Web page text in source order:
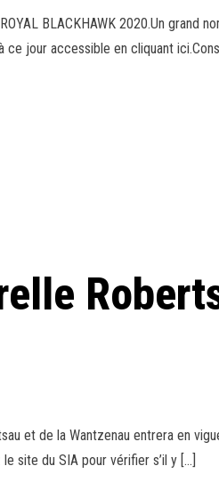
BLACKHAWK 2020.Un grand
jour accessible en cliquant
et de la Wantzenau entrera en
site du SIA pour vérifier s’il y […]